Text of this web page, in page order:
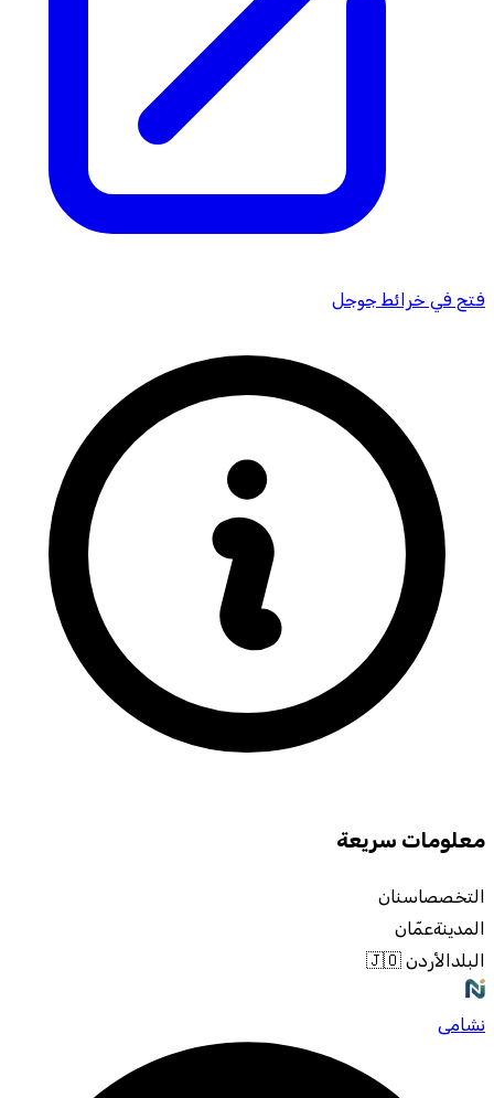
فتح في خرائط جوجل
معلومات سريعة
التخصصاسنان
المدينةعمّان
البلدالأردن 🇯🇴
نشامى